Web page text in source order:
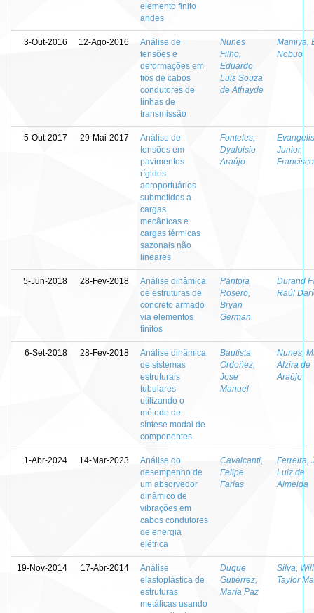
elemento finito
andes
3-Out-2016 12-Ago-2016
Análise de
tensões e
deformações em
fios de cabos
condutores de
linhas de
transmissão
Nunes
Filho,
Eduardo
Luis Souza
de Athayde
Mamiya,
Nobuo
5-Out-2017 29-Mai-2017
Análise de
tensões em
pavimentos
rígidos
aeroportuários
submetidos a
cargas
mecânicas e
cargas térmicas
sazonais não
lineares
Fonteles,
Dyaloisio
Araújo
Junior,
Francisco
5-Jun-2018 28-Fev-2018
Análise dinâmica
de estruturas de
concreto armado
via elementos
finitos
Pantoja
Rosero,
Bryan
German
Durand
Raúl
6-Set-2018 28-Fev-2018
Análise dinâmica
de sistemas
estruturais
tubulares
utilizando o
método de
síntese modal de
componentes
Bautista
Ordoñez,
Jose
Manuel
Nunes,
Alzira de
Araújo
1-Abr-2024 14-Mar-2023
Análise do
desempenho de
um absorvedor
dinâmico de
vibrações em
cabos condutores
de energia
elétrica
Cavalcanti,
Felipe
Farias
Ferreira,
Luiz de
Almeida
19-Nov-2014 17-Abr-2014
Análise
elastoplástica de
estruturas
metálicas usando
Duque
Gutiérrez,
María Paz
Silva,
Taylor